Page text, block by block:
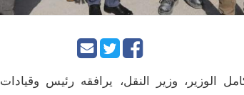
الوزير، وزير النقل، يرافقه رئيس وقيادات